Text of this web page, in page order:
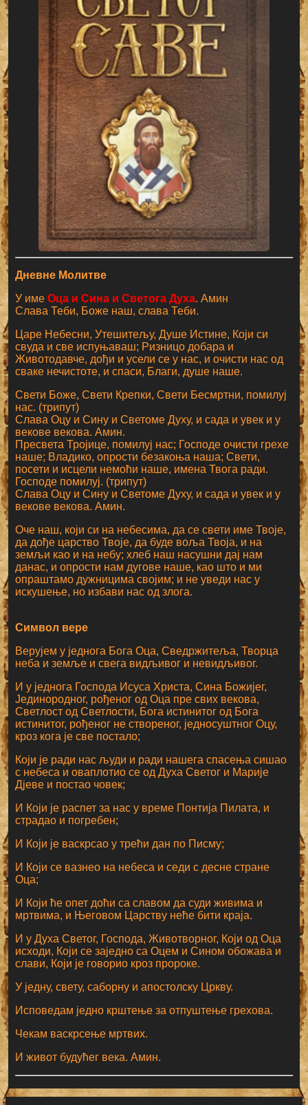
Дневне Молитве
У имеОца и Сина и Светога Духа. Амин
Слава Теби, Боже наш, слава Теби.
Царе Небесни, Утешитељу, Душе Истине, Који си
свуда и све испуњаваш; Ризницо добара и
Животодавче, дођи и усели се у нас, и очисти нас од
сваке нечистоте, и спаси, Благи, душе наше.
Свети Боже, Свети Крепки, Свети Бесмртни, помилуј
нас. (трипут)
Слава Оцу и Сину и Светоме Духу, и сада и увек и у
векове векова. Амин.
Пресвета Тројице, помилуј нас; Господе очисти грехе
наше; Владико, опрости безакоња наша; Свети,
посети и исцели немоћи наше, имена Твога ради.
Господе помилуј. (трипут)
Слава Оцу и Сину и Светоме Духу, и сада и увек и у
векове векова. Амин.
Оче наш, који си на небесима, да се свети име Твоје,
да дође царство Твоје, да буде воља Твоја, и на
земљи као и на небу; хлеб наш насушни дај нам
данас, и опрости нам дугове наше, као што и ми
опраштамо дужницима својим; и не уведи нас у
искушење, но избави нас од злога.
Символ вере
Верујем у једнога Бога Оца, Сведржитеља, Творца
неба и земље и свега видљивог и невидљивог.
И у једнога Господа Исуса Христа, Сина Божијег,
Јединородног, рођеног од Оца пре свих векова,
Светлост од Светлости, Бога истинитог од Бога
истинитог, рођеног не створеног, једносуштног Оцу,
кроз кога је све постало;
Који је ради нас људи и ради нашега спасења сишао
с небеса и оваплотио се од Духа Светог и Марије
Дјеве и постао човек;
И Који је распет за нас у време Понтија Пилата, и
страдао и погребен;
И Који је васкрсао у трећи дан по Писму;
И Који се вазнео на небеса и седи с десне стране
Оца;
И Који ће опет доћи са славом да суди живима и
мртвима, и Његовом Царству неће бити краја.
И у Духа Светог, Господа, Животворног, Који од Оца
исходи, Који се заједно са Оцем и Сином обожава и
слави, Који је говорио кроз пророке.
У једну, свету, саборну и апостолску Цркву.
Исповедам једно крштење за отпуштење грехова.
Чекам васкрсење мртвих.
И живот будућег века. Амин.